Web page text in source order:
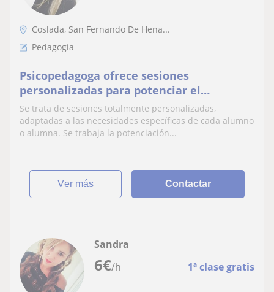
Coslada, San Fernando De Hena...
Pedagogía
Psicopedagoga ofrece sesiones
personalizadas para potenciar el
aprendizaje, la autonomía y el bienestar
emocional.
Se trata de sesiones totalmente personalizadas,
adaptadas a las necesidades específicas de cada alumno
o alumna. Se trabaja la potenciación...
ver más Contactar
6€/h 1ª clase gratis
Sandra